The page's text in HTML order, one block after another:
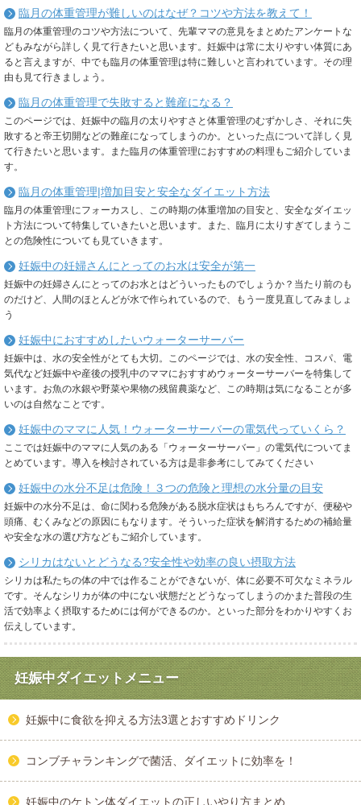
臨月の体重管理が難しいのはなぜ？コツや方法を教えて！
臨月の体重管理のコツや方法について、先輩ママの意見をまとめたアンケートな
どもみながら詳しく見て行きたいと思います。妊娠中は常に太りやすい体質にあ
ると言えますが、中でも臨月の体重管理は特に難しいと言われています。その理
由も見て行きましょう。
臨月の体重管理で失敗すると難産になる？
このページでは、妊娠中の臨月の太りやすさと体重管理のむずかしさ、それに失
敗すると帝王切開などの難産になってしまうのか。といった点について詳しく見
て行きたいと思います。また臨月の体重管理におすすめの料理もご紹介していま
す。
臨月の体重管理|増加目安と安全なダイエット方法
臨月の体重管理にフォーカスし、この時期の体重増加の目安と、安全なダイエッ
ト方法について特集していきたいと思います。また、臨月に太りすぎてしまうこ
との危険性についても見ていきます。
妊娠中の妊婦さんにとってのお水は安全が第一
妊娠中の妊婦さんにとってのお水とはどういったものでしょうか？当たり前のも
のだけど、人間のほとんどが水で作られているので、もう一度見直してみましょ
う
妊娠中におすすめしたいウォーターサーバー
妊娠中は、水の安全性がとても大切。このページでは、水の安全性、コスパ、電
気代など妊娠中や産後の授乳中のママにおすすめウォーターサーバーを特集して
います。お魚の水銀や野菜や果物の残留農薬など、この時期は気になることが多
いのは自然なことです。
妊娠中のママに人気！ウォーターサーバーの電気代っていくら？
ここでは妊娠中のママに人気のある「ウォーターサーバー」の電気代についてま
とめています。導入を検討されている方は是非参考にしてみてください
妊娠中の水分不足は危険！３つの危険と理想の水分量の目安
妊娠中の水分不足は、命に関わる危険がある脱水症状はもちろんですが、便秘や
頭痛、むくみなどの原因にもなります。そういった症状を解消するための補給量
や安全な水の選び方などもご紹介しています。
シリカはないとどうなる?安全性や効率の良い摂取方法
シリカは私たちの体の中では作ることができないが、体に必要不可欠なミネラル
です。そんなシリカが体の中にない状態だとどうなってしまうのかまた普段の生
活で効率よく摂取するためには何ができるのか。といった部分をわかりやすくお
伝えしています。
妊娠中ダイエットメニュー
妊娠中に食欲を抑える方法3選とおすすめドリンク
コンブチャランキングで菌活、ダイエットに効率を！
妊娠中のケトン体ダイエットの正しいやり方まとめ